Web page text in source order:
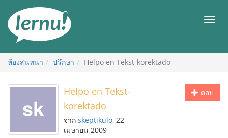
สารบัญ
เมนู
ห้องสนทนา ปรึกษา Helpo en Tekst-korektado
ตอบ
Helpo en Tekst-
korektado
จาก skeptikulo, 22
เมษายน 2009